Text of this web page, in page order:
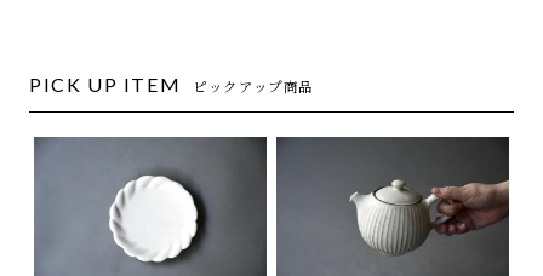
PICK UP ITEM ピックアップ商品